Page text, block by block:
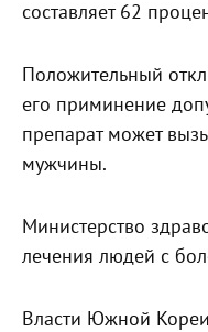
составляет 62
Положительный
его приминение
препарат может
мужчины.
Министерство
лечения людей с
Власти Южной